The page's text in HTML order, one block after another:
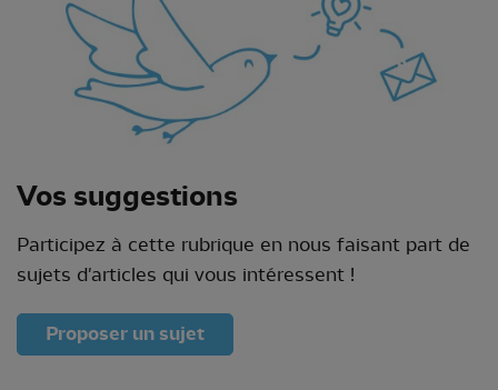
Vos suggestions
Participez à cette rubrique en nous faisant part de
sujets d'articles qui vous intéressent !
Proposer un sujet